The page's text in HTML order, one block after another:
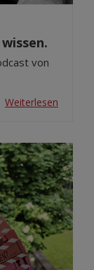
von
Weiterlesen